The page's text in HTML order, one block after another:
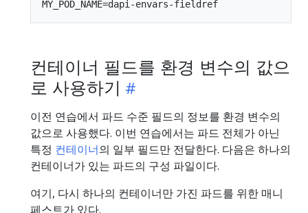
컨테이너 필드를 환경 변수의 값으
로 사용하기
이전 연습에서 파드 수준 필드의 정보를 환경 변수의
값으로 사용했다. 이번 연습에서는 파드 전체가 아닌
특정 컨테이너의 일부 필드만 전달한다. 다음은 하나의
컨테이너가 있는 파드의 구성 파일이다.
여기, 다시 하나의 컨테이너만 가진 파드를 위한 매니
페스트가 있다.